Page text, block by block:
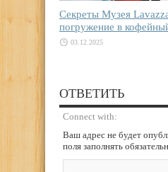
Секреты Музея
погружение в
03.12.2025
ОТВЕТИТЬ
Connect with:
Ваш адрес не будет
поля заполнять